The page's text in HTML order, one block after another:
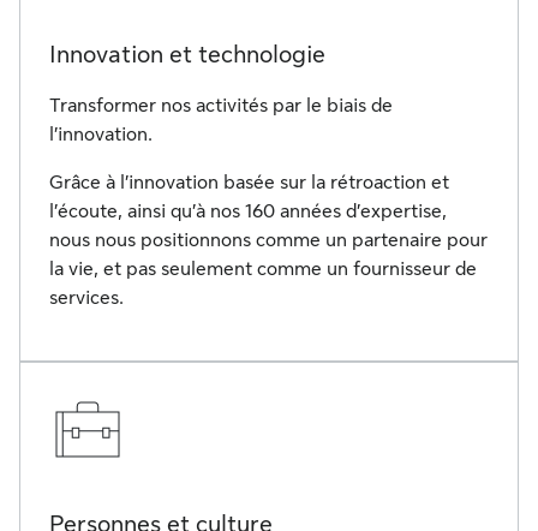
Innovation et technologie
Transformer nos activités par le biais de
l’innovation.
Grâce à l’innovation basée sur la rétroaction et
l’écoute, ainsi qu’à nos 160 années d’expertise,
nous nous positionnons comme un partenaire pour
la vie, et pas seulement comme un fournisseur de
services.
Personnes et culture